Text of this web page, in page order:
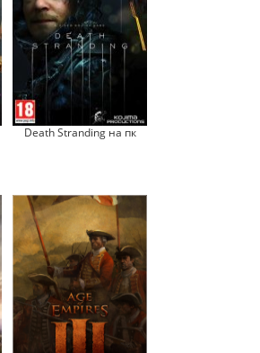
Death Stranding на пк